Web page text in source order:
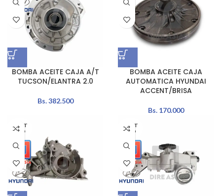
BOMBA ACEITE CAJA A/T
TUCSON/ELANTRA 2.0
Bs.382.500
BOMBA ACEITE CAJA
AUTOMATICA HYUNDAI
ACCENT/BRISA
Bs.170.000
AGOT
ADO
AGOT
ADO